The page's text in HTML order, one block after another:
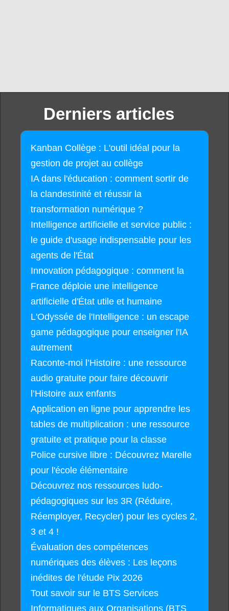
Derniers articles
Kanban Collège : L'outil idéal pour la
gestion de projet au collège
IA dans l'éducation : comment sortir de
la clandestinité et réussir la
transformation numérique ?
Intelligence artificielle et service public :
le guide d'usage indispensable pour les
agents de l'État
Innovation pédagogique : comment la
France déploie une intelligence
artificielle d'État utile et humaine
L'Odyssée de l'Intelligence : un escape
game pédagogique pour enseigner l'IA
autrement
Raconte-moi l’Histoire : une ressource
audio gratuite pour faire découvrir
l’Histoire aux enfants
Application en ligne pour apprendre les
tables de multiplication : une ressource
gratuite et pratique pour la classe
Police cursive libre : Découvrez Marelle
pour l'école élémentaire
Découvrez nos ressources ludo-
pédagogiques sur les 3R (Réduire,
Réemployer, Recycler) pour les cycles 2,
3 et 4 !
Évaluation des compétences
numériques des élèves : Les leçons
inédites de l'étude Pix 2026
Tout savoir sur le BTS Services
Informatiques aux Organisations (BTS